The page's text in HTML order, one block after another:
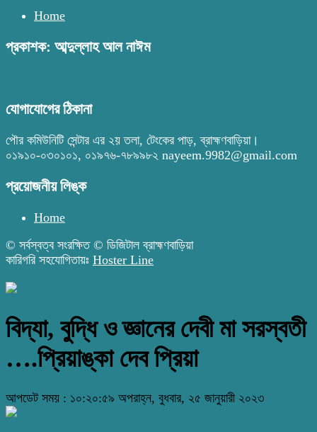
Home
প্রকাশক: আব্দুল্লাহ আল নাঈম
যোগাযোগের ঠিকানা
পৌর কমিউনিটি সেন্টার এর ২য় তলা, টেংকের পাড়, ব্রাহ্মণবাড়িয়া।
০১৯১০-০৩০১০১, ০১৯৭৬-৭৮৯৯৮২ nayeem.9982@gmail.com
প্রয়োজনীয় লিঙ্ক
Home
© সর্বস্বত্ব সংরক্ষিত © ডিজিটাল ব্রাহ্মণবাড়িয়া
কারিগরি সহযোগিতায়ঃ Hoster Line
বিদ্যা, বুদ্ধি ও জ্ঞানের দেবী মা সরস্বতী
….প্রিয়াঙ্কা দেব প্রিয়া
আপডেট সময় : ১০:২০:৫৯ অপরাহ্ন, বুধবার, ২৫ জানুয়ারী ২০২৩